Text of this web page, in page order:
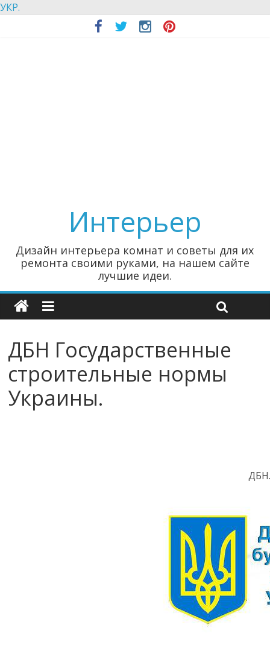
УКР.
Интерьер
Дизайн интерьера комнат и советы для их
ремонта своими руками, на нашем сайте
лучшие идеи.
ДБН Государственные
строительные нормы
Украины.
ДБН.